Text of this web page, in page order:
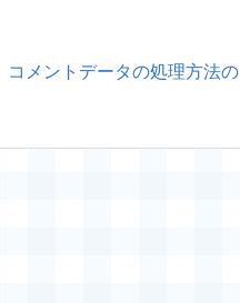
コメントデータの処理方法の